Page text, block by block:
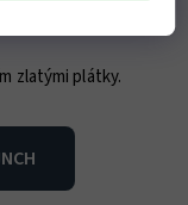
zlatými plátky.